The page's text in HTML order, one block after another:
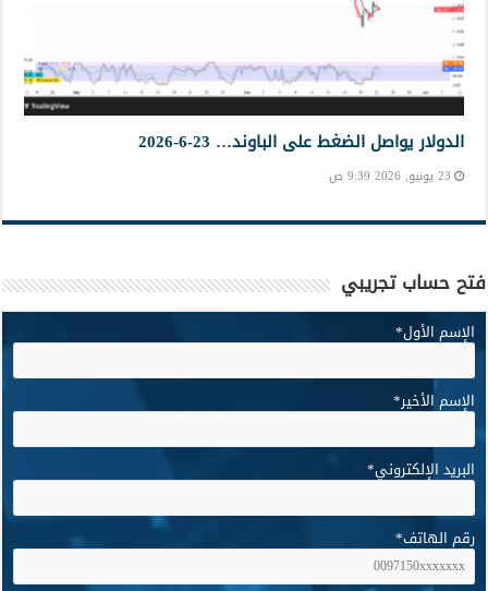
الدولار يواصل الضغط على الباوند… 23-6-2026
23 يونيو, 2026 9:39 ص
فتح حساب تجريبي
الإسم الأول*
الإسم الأخير*
البريد الإلكتروني*
رقم الهاتف*